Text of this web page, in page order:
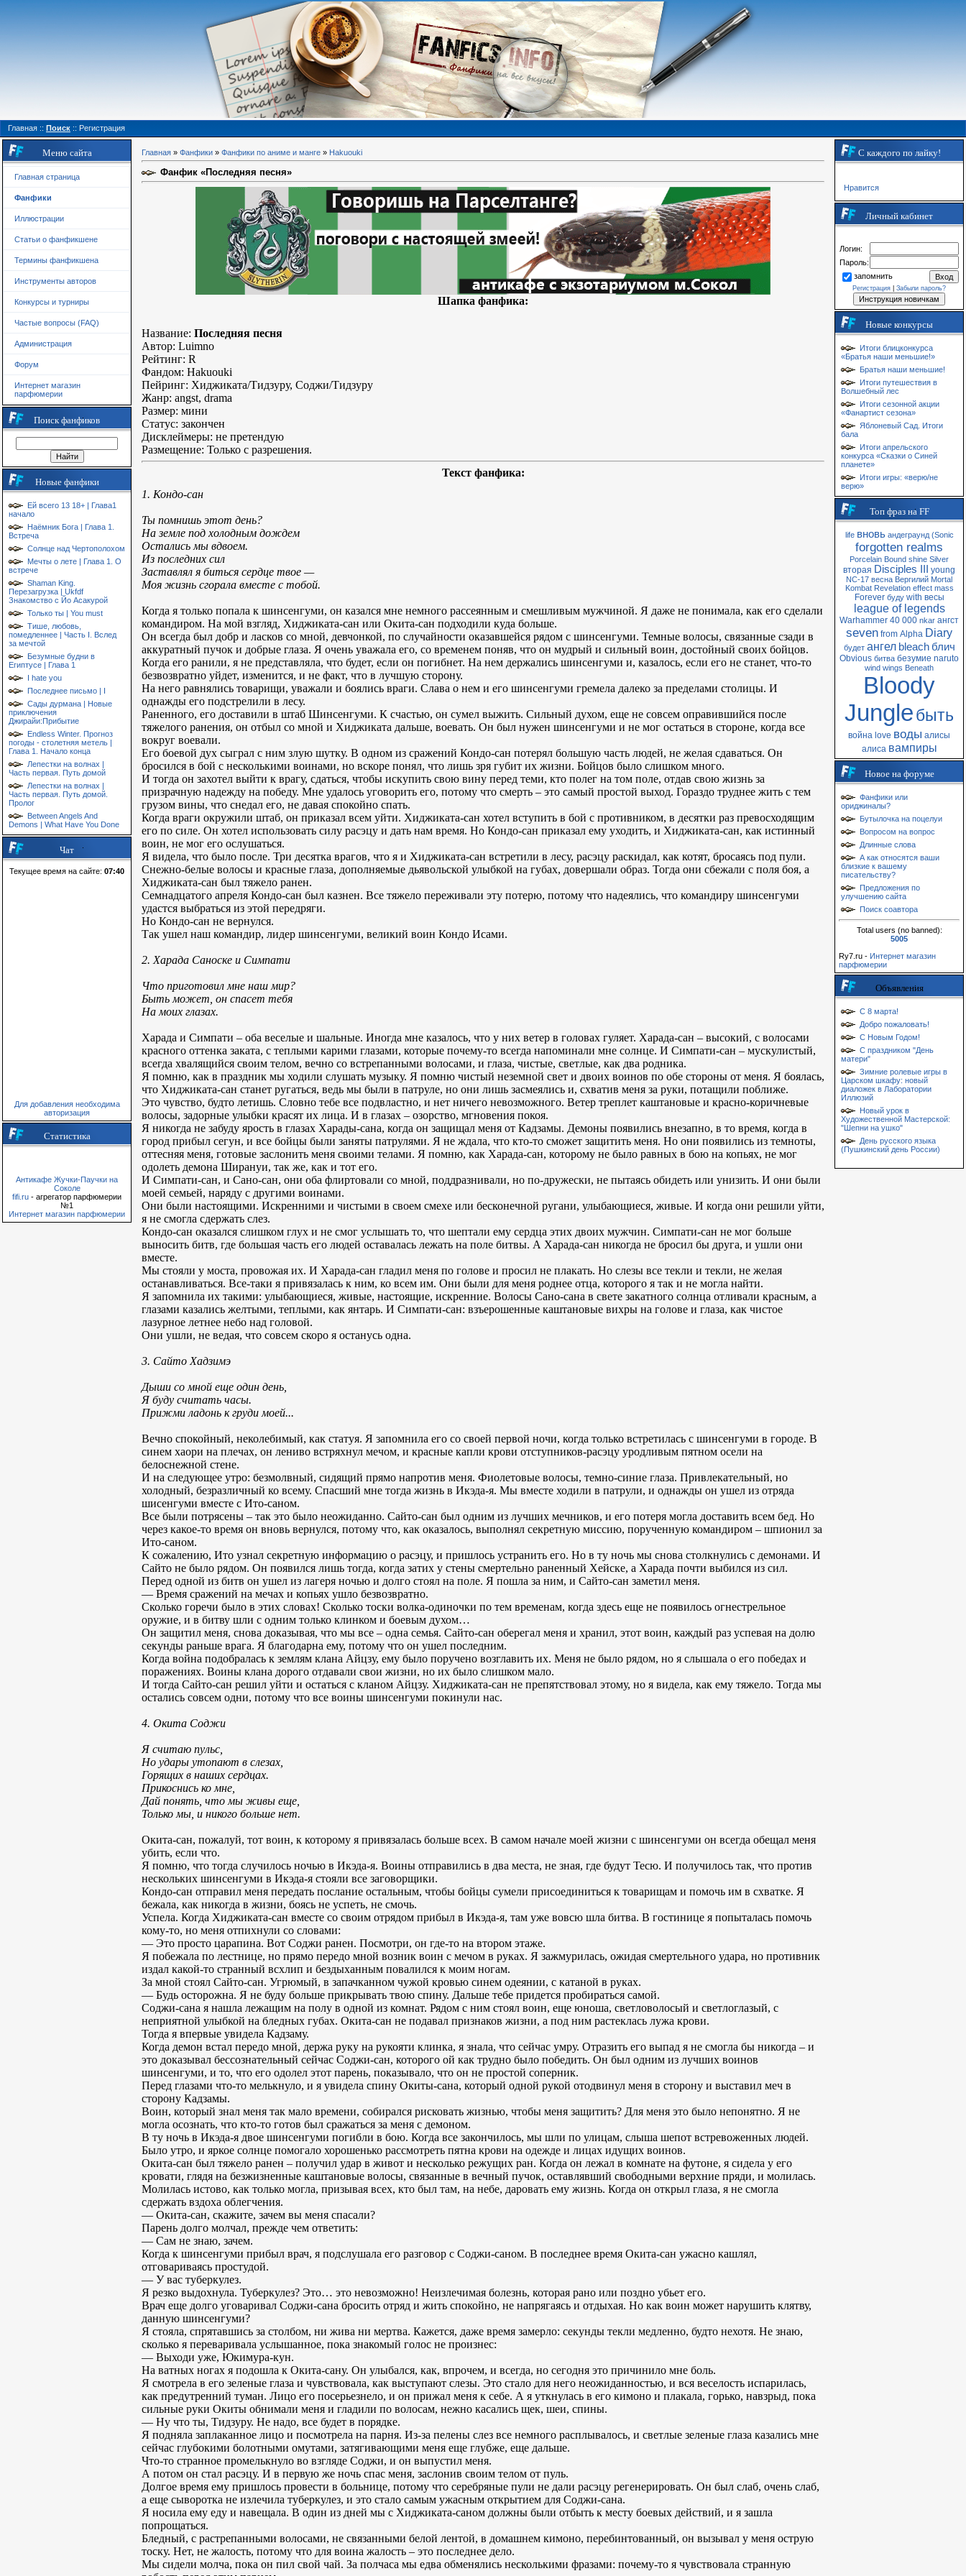
Главная :: Поиск :: Регистрация
Меню сайта
Главная страница
Фанфики
Иллюстрации
Статьи о фанфикшене
Термины фанфикшена
Инструменты авторов
Конкурсы и турниры
Частые вопросы (FAQ)
Администрация
Форум
Интернет магазин
парфюмерии
Поиск фанфиков
Новые фанфики
Ей всего 13 18+ | Глава1
начало
Наёмник Бога | Глава 1.
Встреча
Солнце над Чертополохом
Мечты о лете | Глава 1. О
встрече
Shaman King.
Перезагрузка | Ukfdf
Знакомство с Йо Асакурой
Только ты | You must
Тише, любовь,
помедленнее | Часть I. Вслед
за мечтой
Безумные будни в
Египтусе | Глава 1
I hate you
Последнее письмо | I
Сады дурмана | Новые
приключения
Джирайи:Прибытие
Endless Winter. Прогноз
погоды - столетняя метель |
Глава 1. Начало конца
Лепестки на волнах |
Часть первая. Путь домой
Лепестки на волнах |
Часть первая. Путь домой.
Пролог
Between Angels And
Demons | What Have You Done
Чат
Текущее время на сайте: 07:40
Для добавления необходима
авторизация
Статистика
Антикафе Жучки-Паучки на
Соколе
fifi.ru - агрегатор парфюмерии
№1
Интернет магазин парфюмерии
Главная » Фанфики » Фанфики по аниме и манге » Hakuouki
Фанфик «Последняя песня»
Шапка фанфика:
Название: Последняя песня
Автор: Luimno
Рейтинг: R
Фандом: Hakuouki
Пейринг: Хиджиката/Тидзуру, Соджи/Тидзуру
Жанр: angst, drama
Размер: мини
Статус: закончен
Дисклеймеры: не претендую
Размещение: Только с разрешения.
Текст фанфика:
1. Кондо-сан
Ты помнишь этот день?
На земле под холодным дождем
Остались мы вдвоем.
Из последних сил
Заставлял я биться сердце твое —
Моя жизнь сгорала вместе с тобой.
Когда я только попала к шинсенгуми, он казался мне немного рассеянным и смешливым мужчиной. Я даже не понимала, как его сделали
командиром. На мой взгляд, Хиджиката-сан или Окита-сан подходили куда больше.
Он всегда был добр и ласков со мной, девчонкой, по случайности оказавшейся рядом с шинсенгуми. Темные волосы, связанные сзади в
аккуратный пучок и добрые глаза. Я очень уважала его, со временем поняв, что он мудрый и сильный воин, достойный своих бойцов.
Когда его ранили, я не представляла, что будет, если он погибнет. На нем держались шинсенгуми и, казалось, если его не станет, что-то
безвозвратно уйдет, изменится, и не факт, что в лучшую сторону.
На него равнялись товарищи, уважали и боялись враги. Слава о нем и его шинсенгуми гремела далеко за пределами столицы. И
однажды его подстрелили в лесу.
Раненного, его доставили в штаб Шинсенгуми. К счастью, он сумел выжить. Сильный духом, еще не совсем оправившийся после
тяжелого ранения, он отбыл со мной и Хиджиката дальше, воевать. Он был нужен шинсенгуми и не мог остаться в стороне, когда все
вокруг воевали.
Его боевой дух сыграл с ним злую шутку. В одном из сражений Кондо-сан потерял большую часть людей, не желая сдаваться. Он
бросился в бой с несколькими воинами, но вскоре понял, что лишь зря губит их жизни. Бойцов было слишком много.
И тогда он захотел выйти к врагу, сдаться, чтобы искупить свою вину перед теми, кто полег на том поле, отдав свою жизнь за
призрачную надежду на победу. Мне удалось уговорить его, потому что смерть – это самый простой выход. Гораздо труднее жить с тем
грузом вины, что снедал его, не давая спокойно спать.
Когда враги окружили штаб, он приказал всем уйти. Хиджиката-сан хотел вступить в бой с противником, в десятки раз превосходящим
его по силе. Он хотел использовать силу расэцу и дать нам время. Но Кондо-сан приказал ему уходить, и Хиджиката-сан, как истинный
воин, не мог его ослушаться.
Я видела, что было после. Три десятка врагов, что я и Хиджиката-сан встретили в лесу, расэцу раскидал, как котят, бросаясь под пули.
Снежно-белые волосы и красные глаза, дополняемые дьявольской улыбкой на губах, довершали образ. Тогда они сбежали с поля боя, а
Хиджиката-сан был тяжело ранен.
Семнадцатого апреля Кондо-сан был казнен. Все тяжело переживали эту потерю, потому что надеялись, что командиру шинсенгуми
удастся выбраться из этой передряги.
Но Кондо-сан не вернулся.
Так ушел наш командир, лидер шинсенгуми, великий воин Кондо Исами.
2. Харада Саноске и Симпати
Что приготовил мне наш мир?
Быть может, он спасет тебя
На моих глазах.
Харада и Симпати – оба веселые и шальные. Иногда мне казалось, что у них ветер в головах гуляет. Харада-сан – высокий, с волосами
красного оттенка заката, с теплыми карими глазами, которые почему-то всегда напоминали мне солнце. И Симпати-сан – мускулистый,
всегда хвалящийся своим телом, вечно со встрепанными волосами, и глаза, чистые, светлые, как два родника.
Я помню, как в праздник мы ходили слушать музыку. Я помню чистый неземной свет и двоих воинов по обе стороны от меня. Я боялась,
что Хиджиката-сан станет ругаться, ведь мы были в патруле, но они лишь засмеялись и, схватив меня за руки, потащили поближе.
Это чувство, будто летишь. Словно тебе все подвластно, и нет ничего невозможного. Ветер треплет каштановые и красно-коричневые
волосы, задорные улыбки красят их лица. И в глазах – озорство, мгновения покоя.
Я никогда не забуду ярость в глазах Харады-сана, когда он защищал меня от Кадзамы. Демоны появились внезапно, в то время, когда в
город прибыл сегун, и все бойцы были заняты патрулями. Я не ждала, что кто-то сможет защитить меня. Но они появились из темноты,
оттесняя меня, готовые заслонить меня своими телами. Я помню, как Харада-сан, которому не было равных в бою на копьях, не мог
одолеть демона Ширануи, так же, как и тот его.
И Симпати-сан, и Сано-сан, они оба флиртовали со мной, поддразнивали, но по-дружески, не пытаясь обидеть или унизить. И они были
моей семьей, наряду с другими воинами.
Они были настоящими. Искренними и чистыми в своем смехе или бесконечной ругани, улыбающиеся, живые. И когда они решили уйти,
я не смогла сдержать слез.
Кондо-сан оказался слишком глух и не смог услышать то, что шептали ему сердца этих двоих мужчин. Симпати-сан не мог больше
выносить битв, где большая часть его людей оставалась лежать на поле битвы. А Харада-сан никогда не бросил бы друга, и ушли они
вместе.
Мы стояли у моста, провожая их. И Харада-сан гладил меня по голове и просил не плакать. Но слезы все текли и текли, не желая
останавливаться. Все-таки я привязалась к ним, ко всем им. Они были для меня роднее отца, которого я так и не могла найти.
Я запомнила их такими: улыбающиеся, живые, настоящие, искренние. Волосы Сано-сана в свете закатного солнца отливали красным, а
глазами казались желтыми, теплыми, как янтарь. И Симпати-сан: взъерошенные каштановые вихры на голове и глаза, как чистое
лазурное летнее небо над головой.
Они ушли, не ведая, что совсем скоро я останусь одна.
3. Сайто Хадзимэ
Дыши со мной еще один день,
Я буду считать часы.
Прижми ладонь к груди моей...
Вечно спокойный, неколебимый, как статуя. Я запомнила его со своей первой ночи, когда только встретилась с шинсенгуми в городе. В
синем хаори на плечах, он лениво встряхнул мечом, и красные капли крови отступников-расэцу уродливым пятном осели на
белоснежной стене.
И на следующее утро: безмолвный, сидящий прямо напротив меня. Фиолетовые волосы, темно-синие глаза. Привлекательный, но
холодный, безразличный ко всему. Спасший мне тогда жизнь в Икэда-я. Мы вместе ходили в патрули, и однажды он ушел из отряда
шисенгуми вместе с Ито-саном.
Все были потрясены – так это было неожиданно. Сайто-сан был одним из лучших мечников, и его потеря могла доставить всем бед. Но
через какое-то время он вновь вернулся, потому что, как оказалось, выполнял секретную миссию, порученную командиром – шпионил за
Ито-саном.
К сожалению, Ито узнал секретную информацию о расэцу, и пришлось устранить его. Но в ту ночь мы снова столкнулись с демонами. И
Сайто не было рядом. Он появился лишь тогда, когда затих у стены смертельно раненный Хейске, а Харада почти выбился из сил.
Перед одной из битв он ушел из лагеря ночью и долго стоял на поле. Я пошла за ним, и Сайто-сан заметил меня.
— Время сражений на мечах и копьях ушло безвозвратно.
Сколько горечи было в этих словах! Сколько тоски волка-одиночки по тем временам, когда здесь еще не появилось огнестрельное
оружие, и в битву шли с одним только клинком и боевым духом…
Он защитил меня, снова доказывая, что мы все – одна семья. Сайто-сан оберегал меня и хранил, этот воин, каждый раз успевая на долю
секунды раньше врага. Я благодарна ему, потому что он ушел последним.
Когда война подобралась к землям клана Айцзу, ему было поручено возглавить их. Меня не было рядом, но я слышала о его победах и
поражениях. Воины клана дорого отдавали свои жизни, но их было слишком мало.
И тогда Сайто-сан решил уйти и остаться с кланом Айцзу. Хиджиката-сан не препятствовал этому, но я видела, как ему тяжело. Тогда мы
остались совсем одни, потому что все воины шинсенгуми покинули нас.
4. Окита Соджи
Я считаю пульс,
Но удары утопают в слезах,
Горящих в наших сердцах.
Прикоснись ко мне,
Дай понять, что мы живы еще,
Только мы, и никого больше нет.
Окита-сан, пожалуй, тот воин, к которому я привязалась больше всех. В самом начале моей жизни с шинсенгуми он всегда обещал меня
убить, если что.
Я помню, что тогда случилось ночью в Икэда-я. Воины отправились в два места, не зная, где будут Тесю. И получилось так, что против
нескольких шинсенгуми в Икэда-я стояли все заговорщики.
Кондо-сан отправил меня передать послание остальным, чтобы бойцы сумели присоединиться к товарищам и помочь им в схватке. Я
бежала, как никогда в жизни, боясь не успеть, не смочь.
Успела. Когда Хиджиката-сан вместе со своим отрядом прибыл в Икэда-я, там уже вовсю шла битва. В гостинице я попыталась помочь
кому-то, но меня отпихнули со словами:
— Это просто царапина. Вот Соджи ранен. Посмотри, он где-то на втором этаже.
Я побежала по лестнице, но прямо передо мной возник воин с мечом в руках. Я зажмурилась, ожидая смертельного удара, но противник
издал какой-то странный всхлип и бездыханным повалился к моим ногам.
За мной стоял Сайто-сан. Угрюмый, в запачканном чужой кровью синем одеянии, с катаной в руках.
— Будь осторожна. Я не буду больше прикрывать твою спину. Дальше тебе придется пробираться самой.
Соджи-сана я нашла лежащим на полу в одной из комнат. Рядом с ним стоял воин, еще юноша, светловолосый и светлоглазый, с
неприятной улыбкой на бледных губах. Окита-сан не подавал признаков жизни, а под ним растеклась лужа крови.
Тогда я впервые увидела Кадзаму.
Когда демон встал передо мной, держа руку на рукояти клинка, я знала, что сейчас умру. Отразить его выпад я не смогла бы никогда – и
это доказывал бессознательный сейчас Соджи-сан, которого ой как трудно было победить. Он был одним из лучших воинов
шинсенгуми, и то, что его одолел этот парень, показывало, что он не простой соперник.
Перед глазами что-то мелькнуло, и я увидела спину Окиты-сана, который одной рукой отодвинул меня в сторону и выставил меч в
сторону Кадзамы.
Воин, который знал меня так мало времени, собирался рисковать жизнью, чтобы меня защитить? Для меня это было непонятно. Я не
могла осознать, что кто-то готов был сражаться за меня с демоном.
В ту ночь в Икэда-я двое шинсенгуми погибли в бою. Когда все закончилось, мы шли по улицам, слыша шепот встревоженных людей.
Было утро, и яркое солнце помогало хорошенько рассмотреть пятна крови на одежде и лицах идущих воинов.
Окита-сан был тяжело ранен – получил удар в живот и несколько режущих ран. Когда он лежал в комнате на футоне, я сидела у его
кровати, глядя на безжизненные каштановые волосы, связанные в вечный пучок, оставлявший свободными верхние пряди, и молилась.
Молилась истово, как только могла, призывая всех, кто был там, на небе, даровать ему жизнь. Когда он открыл глаза, я не смогла
сдержать вздоха облегчения.
— Окита-сан, скажите, зачем вы меня спасали?
Парень долго молчал, прежде чем ответить:
— Сам не знаю, зачем.
Когда к шинсенгуми прибыл врач, я подслушала его разговор с Соджи-саном. В последнее время Окита-сан ужасно кашлял,
отговариваясь простудой.
— У вас туберкулез.
Я резко выдохнула. Туберкулез? Это… это невозможно! Неизлечимая болезнь, которая рано или поздно убьет его.
Врач еще долго уговаривал Соджи-сана бросить отряд и жить спокойно, не напрягаясь и отдыхая. Но как воин может нарушить клятву,
данную шинсенгуми?
Я стояла, спрятавшись за столбом, ни жива ни мертва. Кажется, даже время замерло: секунды текли медленно, будто нехотя. Не знаю,
сколько я переваривала услышанное, пока знакомый голос не произнес:
— Выходи уже, Юкимура-кун.
На ватных ногах я подошла к Окита-сану. Он улыбался, как, впрочем, и всегда, но сегодня это причинило мне боль.
Я смотрела в его зеленые глаза и чувствовала, как выступают слезы. Это стало для него неожиданностью, и вся веселость испарилась,
как предутренний туман. Лицо его посерьезнело, и он прижал меня к себе. А я уткнулась в его кимоно и плакала, горько, навзрыд, пока
сильные руки Окиты обнимали меня и гладили по волосам, нежно касались щек, шеи, спины.
— Ну что ты, Тидзуру. Не надо, все будет в порядке.
Я подняла заплаканное лицо и посмотрела на парня. Из-за пелены слез все немного расплывалось, и светлые зеленые глаза казались мне
сейчас глубокими болотными омутами, затягивающими меня еще глубже, еще дальше.
Что-то странное промелькнуло во взгляде Соджи, и он выпустил меня.
А потом он стал расэцу. И в первую же ночь спас меня, заслонив своим телом от пуль.
Долгое время ему пришлось провести в больнице, потому что серебряные пули не дали расэцу регенерировать. Он был слаб, очень слаб,
а еще сыворотка не излечила туберкулез, и это стало самым ужасным открытием для Соджи-сана.
Я носила ему еду и навещала. В один из дней мы с Хиджиката-саном должны были отбыть к месту боевых действий, и я зашла
попрощаться.
Бледный, с растрепанными волосами, не связанными белой лентой, в домашнем кимоно, перебинтованный, он вызывал у меня острую
тоску. Нет, не жалость, потому что для воина жалость – это последнее дело.
Мы сидели молча, пока он пил свой чай. За полчаса мы едва обменялись несколькими фразами: почему-то я чувствовала странную
С каждого по лайку!
Нравится
Личный кабинет
Логин:
Пароль:
запомнить
Регистрация Забыли пароль?
Новые конкурсы
Итоги блицконкурса
«Братья наши меньшие!»
Братья наши меньшие!
Итоги путешествия в
Волшебный лес
Итоги сезонной акции
«Фанартист сезона»
Яблоневый Сад. Итоги
бала
Итоги апрельского
конкурса «Сказки о Синей
планете»
Итоги игры: «верю/не
верю»
Топ фраз на FF
life вновь андеграунд (Sonic
forgotten realms
Porcelain Bound shine Silver
вторая Disciples III young
NC-17 весна Вергилий Mortal
Kombat Revelation effect mass
Forever буду with весы
league of legends
Warhammer 40 000 nkar ангст
seven from Alpha Diary
будет ангел bleach блич
Obvious битва безумие naruto
wind wings Beneath
Bloody
Jungleбыть
война love воды алисы
алиса вампиры
Новое на форуме
Фанфики или
ориджиналы?
Бутылочка на поцелуи
Вопросом на вопрос
Длинные слова
А как относятся ваши
близкие к вашему
писательству?
Предложения по
улучшению сайта
Поиск соавтора
Total users (no banned):
5005
Ry7.ru - Интернет магазин
парфюмерии
Объявления
С 8 марта!
Добро пожаловать!
С Новым Годом!
С праздником "День
матери"
Зимние ролевые игры в
Царском шкафу: новый
диаложек в Лаборатории
Иллюзий
Новый урок в
Художественной Мастерской:
"Шепни на ушко"
День русского языка
(Пушкинский день России)